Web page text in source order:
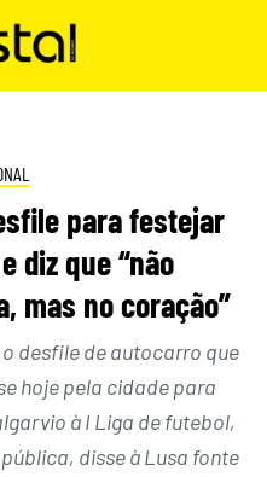
para festejar
diz que “não
mas no coração”
desfile de autocarro que
hoje pela cidade para
à I Liga de futebol,
disse à Lusa fonte